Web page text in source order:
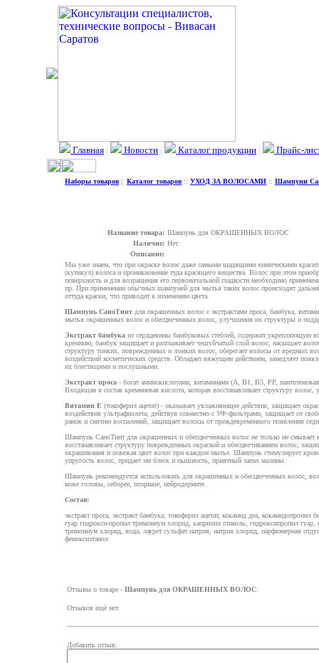
Главная | Новости | Каталог продукции | Прайс-
Наборы товаров | Каталог товаров :: УХОД ЗА ВОЛОСАМИ :: Шампуни
Название товара: Шампунь для ОКРАШЕННЫХ ВОЛОС
Наличие: Нет
Описание:
Мы уже знаем, что при окраске волос даже самыми щадящими химическими
(кутикул) волоса и проникновение туда красящего вещества. Волос при этом
поверхность и для возращения его первоначальной гладкости необходимо
пр. При применении обычных шампуней для мытья таких волос происходит
оттуда краски, что приводит к изменению цвета.
Шампунь СаноТинт для окрашенных волос с экстрактами проса, бамбука,
мытья окрашенных волос и обесцвеченных волос, улучшения их структуры и
Экстракт бамбука из сердцевины бамбуковых стеблей, содержит укрепляющую
кремнию, бамбук защищает и разглаживает чешуйчатый слой волос, насыщает
структуру тонких, поврежденных и ломких волос, оберегает волосы от вредных
воздействий косметических средств. Обладает вяжущим действием, замедляет
их блестящими и послушными.
Экстракт проса - богат аминокислотами, витаминами (А, В1, В5, РР,
Входящая в состав кремниевая кислота, которая восстанавливает структуру волос,
Витамин Е (токоферил ацетат) - оказывает увлажняющее действие, защищает
воздействия ультрафиолета, действуя совместно с УФ-фильтрами, защищает от
ранок и снятию воспалений, защищает волосы от преждевременного появления
Шампунь СаноТинт для окрашенных и обесцвеченных волос не только не смывает
восстанавливает структуру поврежденных окраской и обесцвечиванием волос,
окрашивания и освежая цвет волос при каждом мытье. Шампунь стимулирует
упругость волос, придает им блеск и пышность, приятный запах малины.
Шампунь рекомендуется использовать для окрашенных и обесцвеченных волос,
коже головы, себорее, псориазе, нейродермите.
Состав:
экстракт проса, экстракт бамбука, токоферил ацетат, кокамид деа, кокамидопропил
гуар гидрокси-пропил тримониум хлорид, каприлил гликоль, гидроксипропил гуар,
тримониум хлорид, вода, лаурет сульфат натрия, натрия хлорид, парфюмерная
феноксиэтанол
Отзывы о товаре - Шампунь для ОКРАШЕННЫХ ВОЛОС:
Отзывов ещё нет.
Добавить отзыв: